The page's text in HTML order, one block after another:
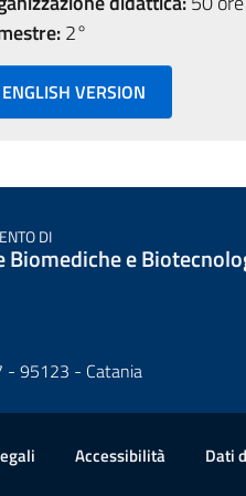
2°
ENGLISH VERSION
DI
Biomediche e
- 95123 - Catania
Accessibilità Dati